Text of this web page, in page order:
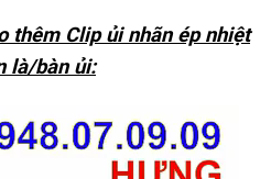
thêm Clip ủi nhãn ép nhiệt
là/bàn ủi: